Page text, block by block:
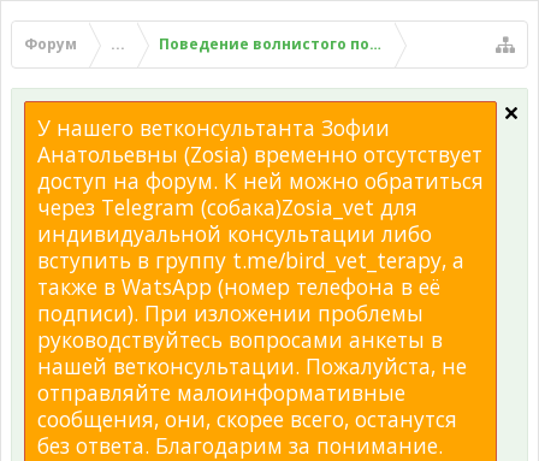
Форум ... Поведение волнистого попугая
У нашего ветконсультанта Зофии
Анатольевны (Zosia) временно отсутствует
доступ на форум. К ней можно обратиться
через Telegram (собака)Zosia_vet для
индивидуальной консультации либо
вступить в группу t.me/bird_vet_terapy, а
также в WatsApp (номер телефона в её
подписи). При изложении проблемы
руководствуйтесь вопросами анкеты в
нашей ветконсультации. Пожалуйста, не
отправляйте малоинформативные
сообщения, они, скорее всего, останутся
без ответа. Благодарим за понимание.